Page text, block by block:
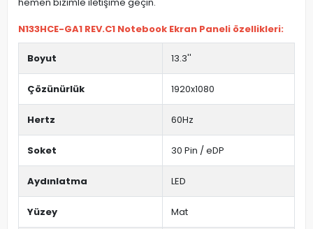
N133HCE-GA1 REV.C1 Notebook Ekran Paneli özellikleri:
Boyut 13.3''
Çözünürlük 1920x1080
Hertz 60Hz
Soket 30 Pin / eDP
Aydınlatma LED
Yüzey Mat